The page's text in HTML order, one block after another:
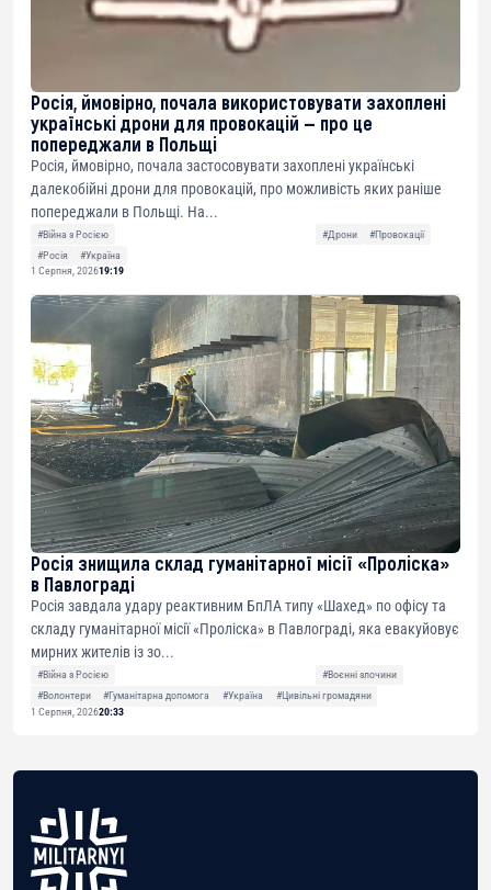
Росія, ймовірно, почала використовувати захоплені
українські дрони для провокацій — про це
попереджали в Польщі
Росія, ймовірно, почала застосовувати захоплені українські
далекобійні дрони для провокацій, про можливість яких раніше
попереджали в Польщі. На...
#Війна з Росією #Дрони
#Провокації
#Росія
#Україна
1 Серпня, 202619:19
Росія знищила склад гуманітарної місії «Проліска»
в Павлограді
Росія завдала удару реактивним БпЛА типу «Шахед» по офісу та
складу гуманітарної місії «Проліска» в Павлограді, яка евакуйовує
мирних жителів із зо...
#Війна з Росією
#Воєнні злочини
#Волонтери
#Гуманітарна допомога #Україна
#Цивільні громадяни
1 Серпня, 202620:33